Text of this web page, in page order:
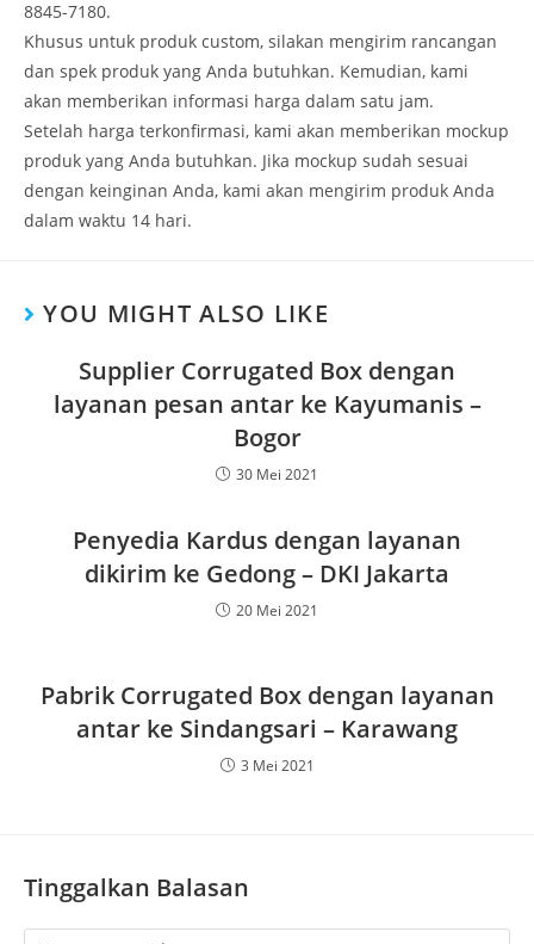
8845-7180.
Khusus untuk produk custom, silakan mengirim rancangan
dan spek produk yang Anda butuhkan. Kemudian, kami
akan memberikan informasi harga dalam satu jam.
Setelah harga terkonfirmasi, kami akan memberikan mockup
produk yang Anda butuhkan. Jika mockup sudah sesuai
dengan keinginan Anda, kami akan mengirim produk Anda
dalam waktu 14 hari.
YOU MIGHT ALSO LIKE
Supplier Corrugated Box dengan
layanan pesan antar ke Kayumanis –
Bogor
30 Mei 2021
Penyedia Kardus dengan layanan
dikirim ke Gedong – DKI Jakarta
20 Mei 2021
Pabrik Corrugated Box dengan layanan
antar ke Sindangsari – Karawang
3 Mei 2021
Tinggalkan Balasan